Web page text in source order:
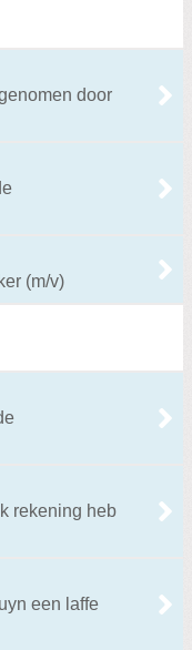
door
(m/v)
rekening heb
een laffe